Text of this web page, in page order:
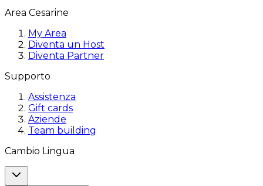
Area Cesarine
My Area
Diventa un Host
Diventa Partner
Supporto
Assistenza
Gift cards
Aziende
Team building
Cambio Lingua